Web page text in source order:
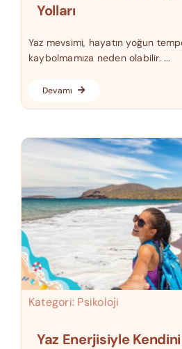
Yolları
Yaz mevsimi, hayatın yoğun
kaybolmamıza neden olabilir. ...
Devamı
Kategori: Psikoloji
Yaz Enerjisiyle